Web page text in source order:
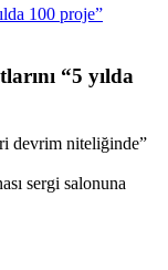
100 proje”
“5 yılda
devrim niteliğinde”